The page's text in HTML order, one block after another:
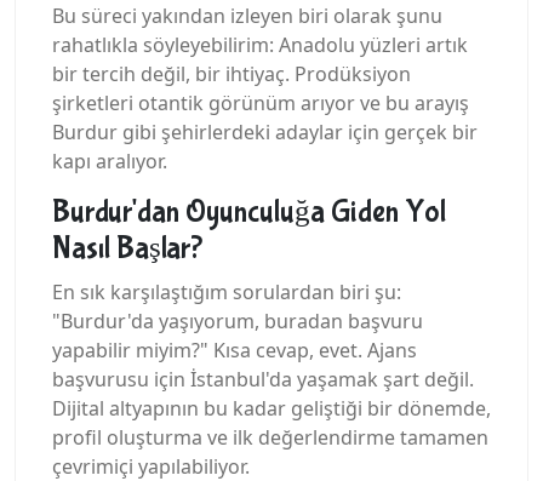
Bu süreci yakından izleyen biri olarak şunu
rahatlıkla söyleyebilirim: Anadolu yüzleri artık
bir tercih değil, bir ihtiyaç. Prodüksiyon
şirketleri otantik görünüm arıyor ve bu arayış
Burdur gibi şehirlerdeki adaylar için gerçek bir
kapı aralıyor.
Burdur'dan Oyunculuğa Giden Yol
Nasıl Başlar?
En sık karşılaştığım sorulardan biri şu:
"Burdur'da yaşıyorum, buradan başvuru
yapabilir miyim?" Kısa cevap, evet. Ajans
başvurusu için İstanbul'da yaşamak şart değil.
Dijital altyapının bu kadar geliştiği bir dönemde,
profil oluşturma ve ilk değerlendirme tamamen
çevrimiçi yapılabiliyor.